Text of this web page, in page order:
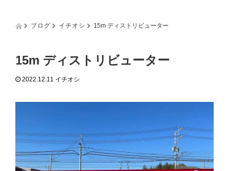
t
n
ブログ イチオシ 15m ディストリビューター
15m ディストリビューター
2022.12.11 イチオシ